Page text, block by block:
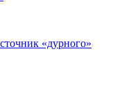
«дурного»